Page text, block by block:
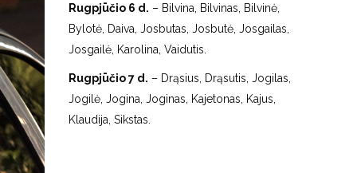
Rugpjūčio 6 d. – Bilvina, Bilvinas, Bilvinė,
Bylotė, Daiva, Josbutas, Josbutė, Josgailas,
Josgailė, Karolina, Vaidutis.
Rugpjūčio 7 d. – Drąsius, Drąsutis, Jogilas,
Jogilė, Jogina, Joginas, Kajetonas, Kajus,
Klaudija, Sikstas.